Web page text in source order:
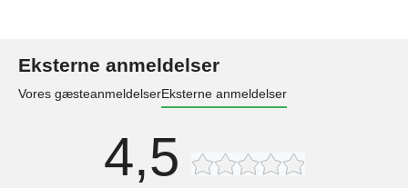
Eksterne anmeldelser
Vores gæsteanmeldelserEksterne anmeldelser
4,5